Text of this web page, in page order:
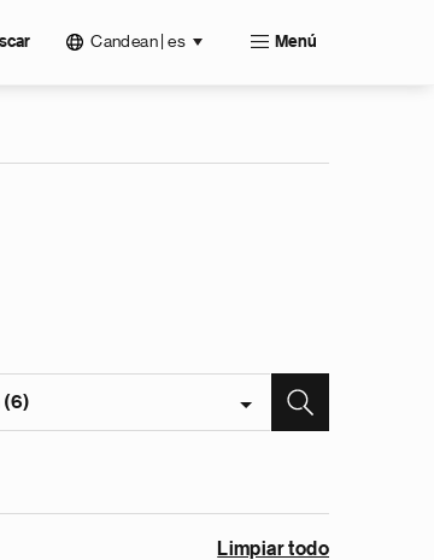
Candean | es Menú
(6)
Limpiar todo